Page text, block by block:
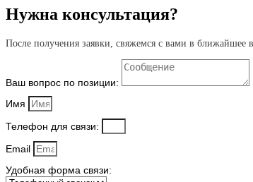
Нужна консультация?
После получения заявки, свяжемся с вами в
Ваш вопрос по позиции:
Имя
Телефон для связи:
Email
Удобная форма связи: